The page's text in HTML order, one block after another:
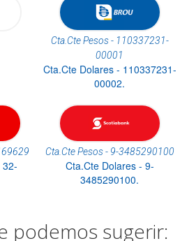
Cta.Cte Pesos - 110337231-
00001
Cta.Cte Dolares - 110337231-
00002.
Cta.Cte Pesos - 9-3485290100
Cta.Cte Dolares - 9-
3485290100.
podemos sugerir: